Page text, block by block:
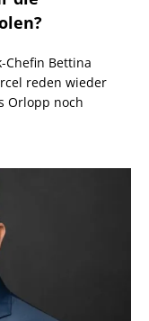
Chefin Bettina
reden wieder
Orlopp noch